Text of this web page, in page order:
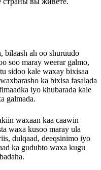
bilaash ah oo shuruudo
soo maray weerar galmo,
sidoo kale waxay bixisaa
ka bixisa fasalada
iyo khubarada kale
galmada.
waxaan kaa caawin
waxa kusoo maray ula
dulqaad, deeqsinimo iyo
ka gudubto waxa kugu